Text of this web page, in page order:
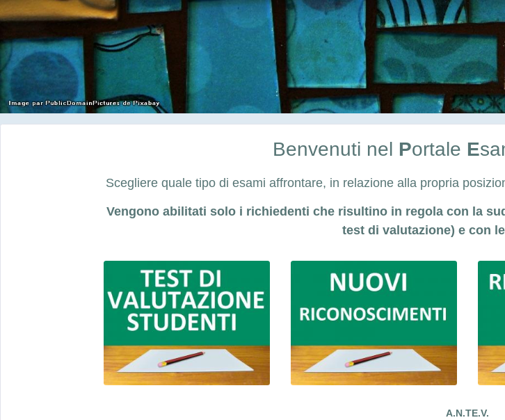
Benvenuti nel Portale E
Scegliere quale tipo di esami affrontare, in relazione alla propria
Vengono abilitati solo i richiedenti che risultino in regola con la
test di valutazione) e con
A.N.TE.V.